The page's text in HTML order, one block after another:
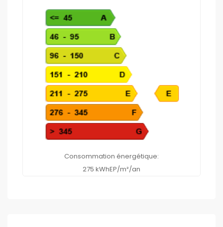
Consommation énergétique:
275 kWhEP/m²/an